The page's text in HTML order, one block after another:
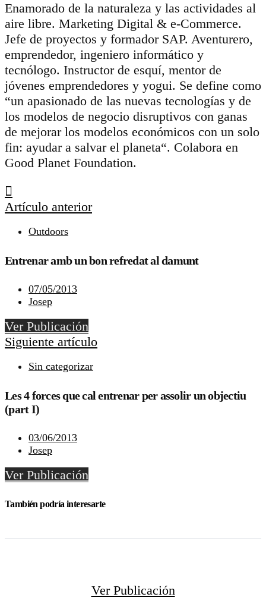
Enamorado de la naturaleza y las actividades al
aire libre. Marketing Digital & e-Commerce.
Jefe de proyectos y formador SAP. Aventurero,
emprendedor, ingeniero informático y
tecnólogo. Instructor de esquí, mentor de
jóvenes emprendedores y yogui. Se define como
“un apasionado de las nuevas tecnologías y de
los modelos de negocio disruptivos con ganas
de mejorar los modelos económicos con un solo
fin: ayudar a salvar el planeta“. Colabora en
Good Planet Foundation.
Artículo anterior
Outdoors
Entrenar amb un bon refredat al damunt
07/05/2013
Josep
Ver Publicación
Siguiente artículo
Sin categorizar
Les 4 forces que cal entrenar per assolir un objectiu
(part I)
03/06/2013
Josep
Ver Publicación
También podría interesarte
Ver Publicación